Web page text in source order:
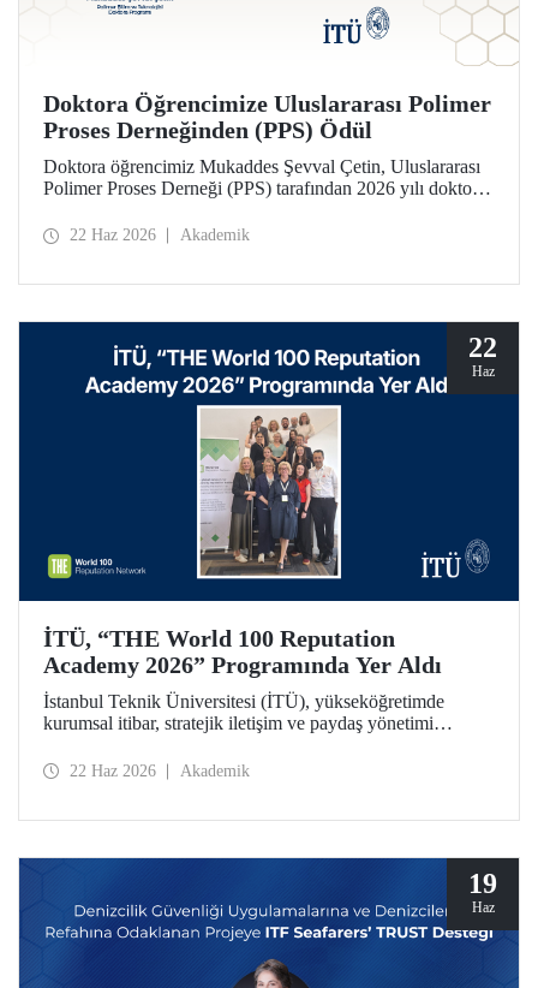
Doktora Öğrencimize Uluslararası Polimer
Proses Derneğinden (PPS) Ödül
Doktora öğrencimiz Mukaddes Şevval Çetin, Uluslararası
Polimer Proses Derneği (PPS) tarafından 2026 yılı doktora
ödülü İtalya’da düzenlenecek PPS-41 konferansında
22 Haz 2026 Akademik
22
Haz
İTÜ, “THE World 100 Reputation
Academy 2026” Programında Yer Aldı
İstanbul Teknik Üniversitesi (İTÜ), yükseköğretimde
kurumsal itibar, stratejik iletişim ve paydaş yönetimi
World 100 Reputation Network tarafından düzenlenen
22 Haz 2026 Akademik
19
Haz